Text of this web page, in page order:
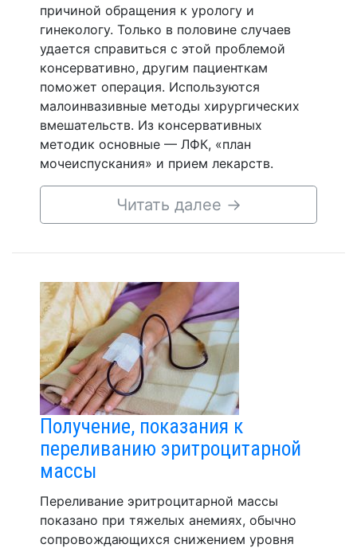
причиной обращения к урологу и
гинекологу. Только в половине случаев
удается справиться с этой проблемой
консервативно, другим пациенткам
поможет операция. Используются
малоинвазивные методы хирургических
вмешательств. Из консервативных
методик основные — ЛФК, «план
мочеиспускания» и прием лекарств.
Читать далее →
Получение, показания к
переливанию эритроцитарной
массы
Переливание эритроцитарной массы
показано при тяжелых анемиях, обычно
сопровождающихся снижением уровня